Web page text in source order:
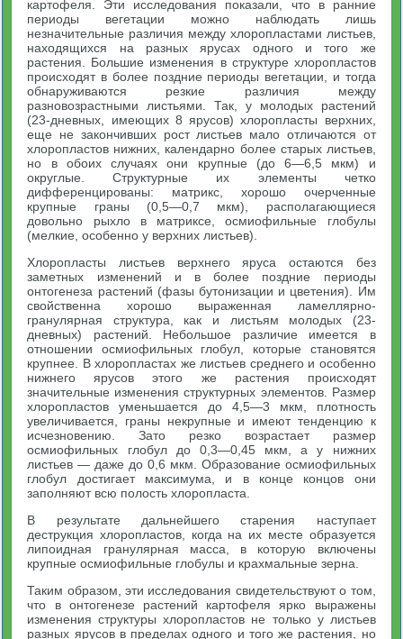
картофеля. Эти исследования показали, что в ранние
периоды вегетации можно наблюдать лишь
незначительные различия между хлоропластами листьев,
находящихся на разных ярусах одного и того же
растения. Большие изменения в структуре хлоропластов
происходят в более поздние периоды вегетации, и тогда
обнаруживаются резкие различия между
разновозрастными листьями. Так, у молодых растений
(23-дневных, имеющих 8 ярусов) хлоропласты верхних,
еще не закончивших рост листьев мало отличаются от
хлоропластов нижних, календарно более старых листьев,
но в обоих случаях они крупные (до 6—6,5 мкм) и
округлые. Структурные их элементы четко
дифференцированы: матрикс, хорошо очерченные
крупные граны (0,5—0,7 мкм), располагающиеся
довольно рыхло в матриксе, осмиофильные глобулы
(мелкие, особенно у верхних листьев).
Хлоропласты листьев верхнего яруса остаются без
заметных изменений и в более поздние периоды
онтогенеза растений (фазы бутонизации и цветения). Им
свойственна хорошо выраженная ламеллярно-
гранулярная структура, как и листьям молодых (23-
дневных) растений. Небольшое различие имеется в
отношении осмиофильных глобул, которые становятся
крупнее. В хлоропластах же листьев среднего и особенно
нижнего ярусов этого же растения происходят
значительные изменения структурных элементов. Размер
хлоропластов уменьшается до 4,5—3 мкм, плотность
увеличивается, граны некрупные и имеют тенденцию к
исчезновению. Зато резко возрастает размер
осмиофильных глобул до 0,3—0,45 мкм, а у нижних
листьев — даже до 0,6 мкм. Образование осмиофильных
глобул достигает максимума, и в конце концов они
заполняют всю полость хлоропласта.
В результате дальнейшего старения наступает
деструкция хлоропластов, когда на их месте образуется
липоидная гранулярная масса, в которую включены
крупные осмиофильные глобулы и крахмальные зерна.
Таким образом, эти исследования свидетельствуют о том,
что в онтогенезе растений картофеля ярко выражены
изменения структуры хлоропластов не только у листьев
разных ярусов в пределах одного и того же растения, но